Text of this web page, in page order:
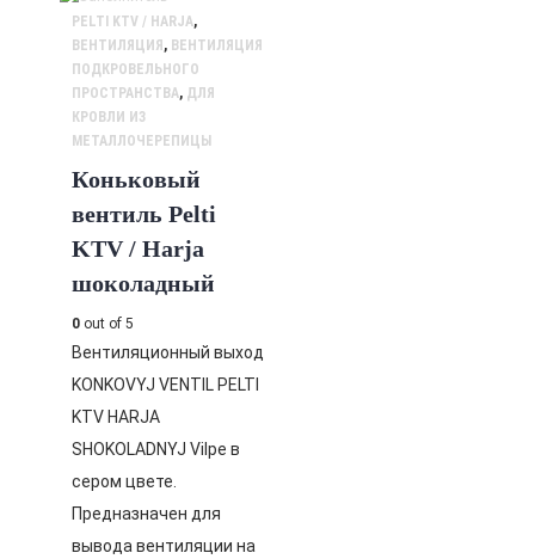
PELTI KTV / HARJA,
ВЕНТИЛЯЦИЯ, ВЕНТИЛЯЦИЯ
ПОДКРОВЕЛЬНОГО
ПРОСТРАНСТВА, ДЛЯ
КРОВЛИ ИЗ
МЕТАЛЛОЧЕРЕПИЦЫ
Коньковый
вентиль Pelti
KTV / Harja
шоколадный
0 out of 5
Вентиляционный выход
KONKOVYJ VENTIL PELTI
KTV HARJA
SHOKOLADNYJ Vilpe в
сером цвете.
Предназначен для
вывода вентиляции на